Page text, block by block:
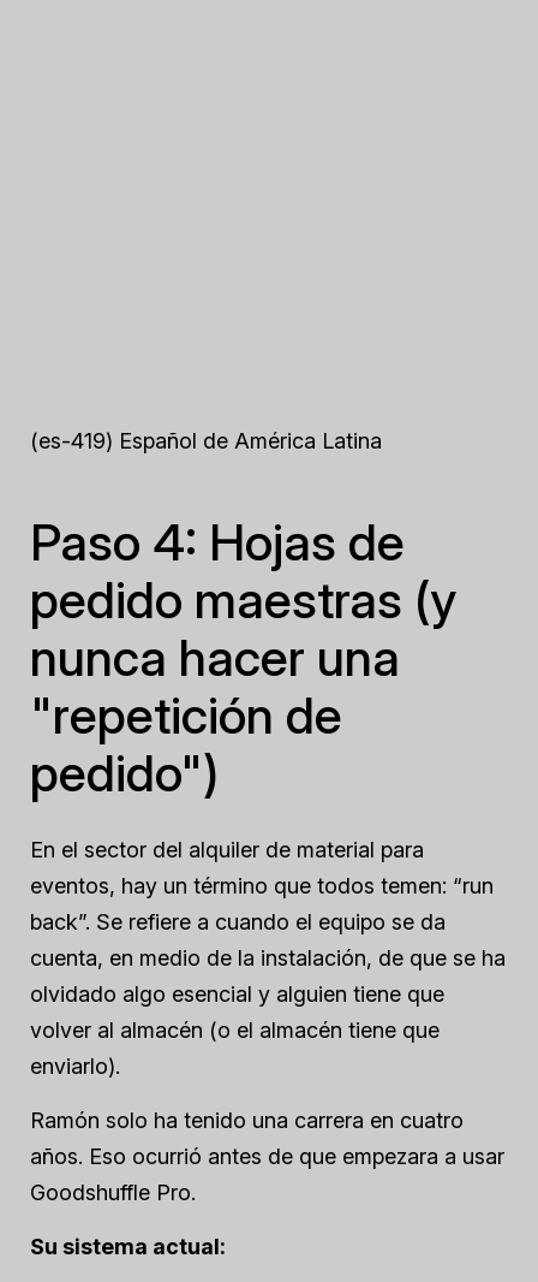
(es-419) Español de América Latina
Paso 4: Hojas de
pedido maestras (y
nunca hacer una
"repetición de
pedido")
En el sector del alquiler de material para
eventos, hay un término que todos temen: “run
back”. Se refiere a cuando el equipo se da
cuenta, en medio de la instalación, de que se ha
olvidado algo esencial y alguien tiene que
volver al almacén (o el almacén tiene que
enviarlo).
Ramón solo ha tenido una carrera en cuatro
años. Eso ocurrió antes de que empezara a usar
Goodshuffle Pro.
Su sistema actual: